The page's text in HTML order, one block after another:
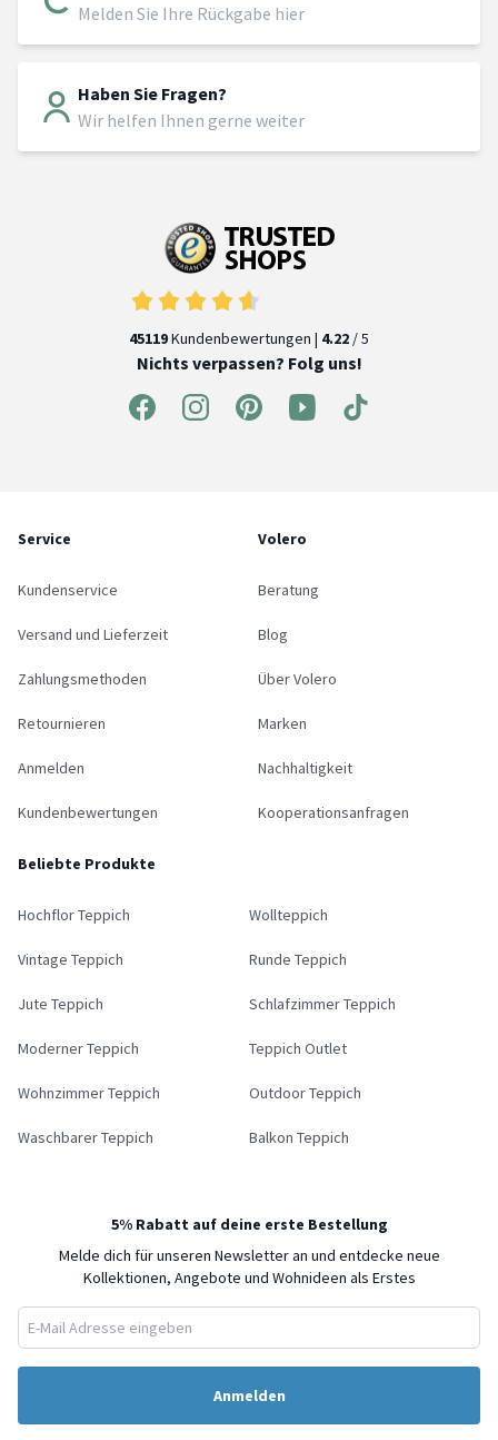
Melden Sie Ihre Rückgabe hier
Haben Sie Fragen?
Wir helfen Ihnen gerne weiter
45119Kundenbewertungen | 4.22 / 5
Nichts verpassen? Folg uns!
Service
Kundenservice
Versand und Lieferzeit
Zahlungsmethoden
Retournieren
Anmelden
Kundenbewertungen
Volero
Beratung
Blog
Über Volero
Marken
Nachhaltigkeit
Kooperationsanfragen
Beliebte Produkte
Hochflor Teppich Wollteppich
Vintage Teppich Runde Teppich
Jute Teppich Schlafzimmer Teppich
Moderner Teppich Teppich Outlet
Wohnzimmer Teppich Outdoor Teppich
Waschbarer Teppich Balkon Teppich
5% Rabatt auf deine erste Bestellung
Melde dich für unseren Newsletter an und entdecke neue
Kollektionen, Angebote und Wohnideen als Erstes
Anmelden